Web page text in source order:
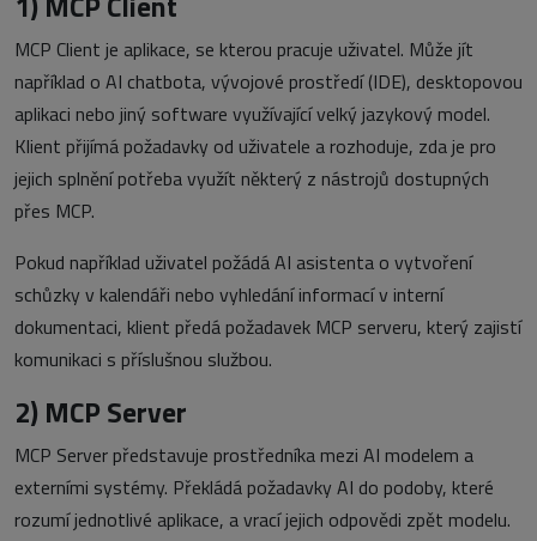
MCP Client je aplikace, se kterou pracuje uživatel. Může jít
například o AI chatbota, vývojové prostředí (IDE), desktopovou
aplikaci nebo jiný software využívající velký jazykový model.
Klient přijímá požadavky od uživatele a rozhoduje, zda je pro
jejich splnění potřeba využít některý z nástrojů dostupných
přes MCP.
Pokud například uživatel požádá AI asistenta o vytvoření
schůzky v kalendáři nebo vyhledání informací v interní
dokumentaci, klient předá požadavek MCP serveru, který zajistí
komunikaci s příslušnou službou.
2) MCP Server
MCP Server představuje prostředníka mezi AI modelem a
externími systémy. Překládá požadavky AI do podoby, které
rozumí jednotlivé aplikace, a vrací jejich odpovědi zpět modelu.